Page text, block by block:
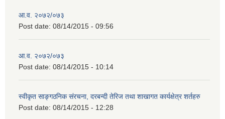
आ.व. २०७२/०७३
Post date: 08/14/2015 - 09:56
आ.व. २०७२/०७३
Post date: 08/14/2015 - 10:14
स्वीकृत साङ्गठनिक संरचना, दरबन्दी तेरिज तथा शाखागत कार्यक्षेत्र शर्तहरु
Post date: 08/14/2015 - 12:28